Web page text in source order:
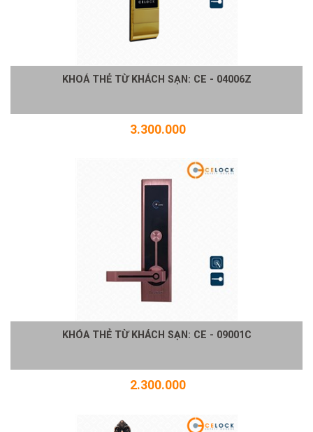
KHOÁ THẺ TỪ KHÁCH SẠN: CE - 04006Z
3.300.000
KHÓA THẺ TỪ KHÁCH SẠN: CE - 09001C
2.300.000